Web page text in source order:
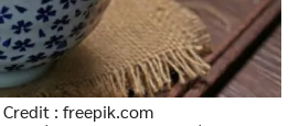
: freepik.com